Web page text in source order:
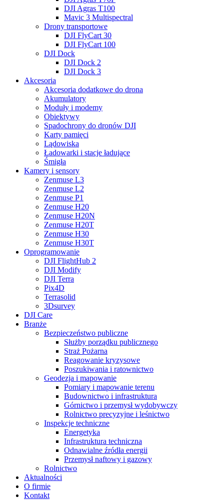
DJI Agras T100
Mavic 3 Multispectral
Drony transportowe
DJI FlyCart 30
DJI FlyCart 100
DJI Dock
DJI Dock 2
DJI Dock 3
Akcesoria
Akcesoria dodatkowe do drona
Akumulatory
Moduły i modemy
Obiektywy
Spadochrony do dronów DJI
Karty pamięci
Lądowiska
Ładowarki i stacje ładujące
Śmigła
Kamery i sensory
Zenmuse L3
Zenmuse L2
Zenmuse P1
Zenmuse H20
Zenmuse H20N
Zenmuse H20T
Zenmuse H30
Zenmuse H30T
Oprogramowanie
DJI FlightHub 2
DJI Modify
DJI Terra
Pix4D
Terrasolid
3Dsurvey
DJI Care
Branże
Bezpieczeństwo publiczne
Służby porządku publicznego
Straż Pożarna
Reagowanie kryzysowe
Poszukiwania i ratownictwo
Geodezja i mapowanie
Pomiary i mapowanie terenu
Budownictwo i infrastruktura
Górnictwo i przemysł wydobywczy
Rolnictwo precyzyjne i leśnictwo
Inspekcje techniczne
Energetyka
Infrastruktura techniczna
Odnawialne źródła energii
Przemysł naftowy i gazowy
Rolnictwo
Aktualności
O firmie
Kontakt